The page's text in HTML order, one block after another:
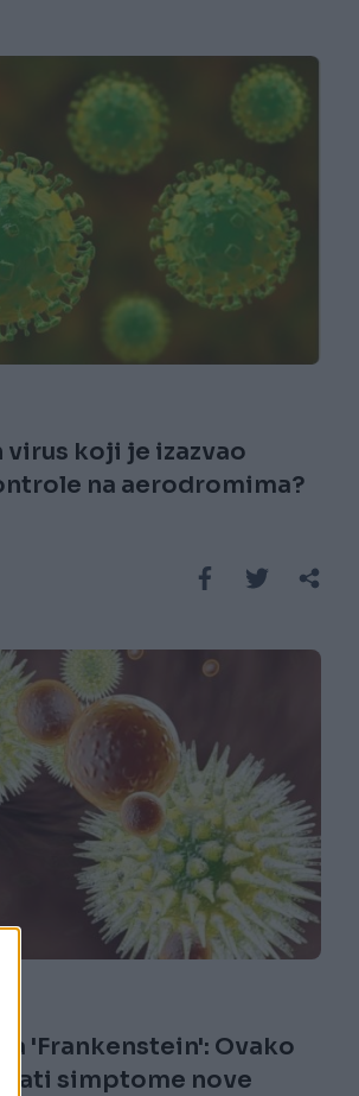
virus koji je izazvao
na aerodromima?
'Frankenstein': Ovako
simptome nove